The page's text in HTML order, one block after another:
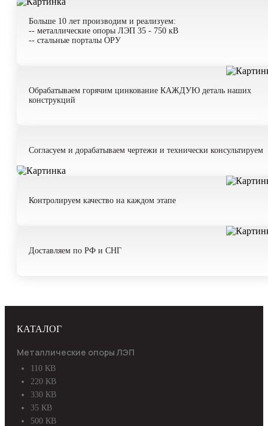
Больше 10 лет производим и реализуем:
-- металлические опоры ЛЭП 35 - 750 кВ
-- стальные порталы ОРУ
Обрабатываем горячим цинкование КАЖДУЮ деталь наших
конструкций
Согласуем и дорабатываем чертежи и технически консультируем
Контролируем качество на каждом этапе
Доставляем по РФ и СНГ
КАТАЛОГ
Металлические опоры ЛЭП
110 КВ
220 КВ
330 КВ
35 КВ
500 КВ
прикрепить файл
Комментарий